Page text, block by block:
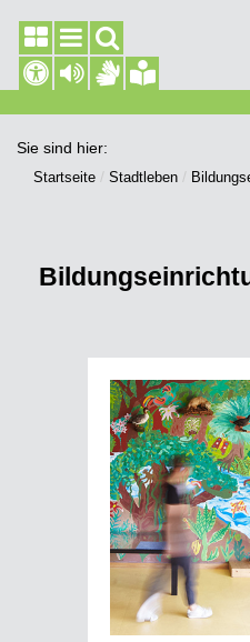
Sie sind hier:
Startseite Stadtleben